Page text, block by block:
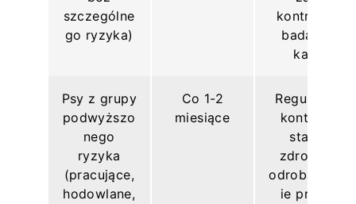
szczególne
go ryzyka)
kontrolne
badania
kału
Psy z grupy
podwyższo
nego
ryzyka
(pracujące,
hodowlane,
Co 1-2
miesiące
Regularna
kontrola
stanu
zdrowia,
odrobaczan
ie przed